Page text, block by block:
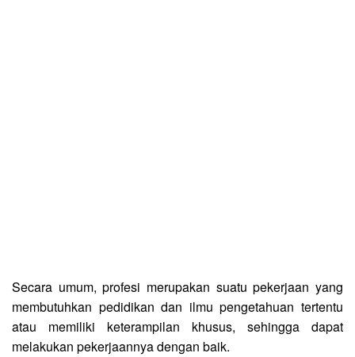
Secara umum, profesi merupakan suatu pekerjaan yang
membutuhkan pedidikan dan ilmu pengetahuan tertentu
atau memiliki keterampilan khusus, sehingga dapat
melakukan pekerjaannya dengan baik.